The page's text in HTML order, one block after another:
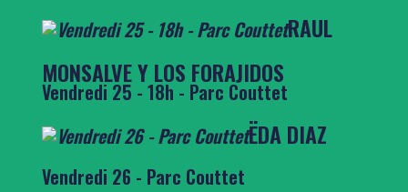
RAUL
MONSALVE Y LOS FORAJIDOS
Vendredi 25 - 18h - Parc Couttet
ËDA DIAZ
Vendredi 26 - Parc Couttet